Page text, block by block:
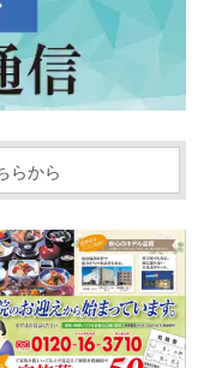
らから